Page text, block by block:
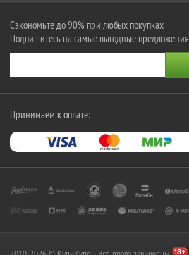
Сэкономьте до 90% при любых покупках
Подпишитесь на самые выгодные предложения
Принимаем к оплате: